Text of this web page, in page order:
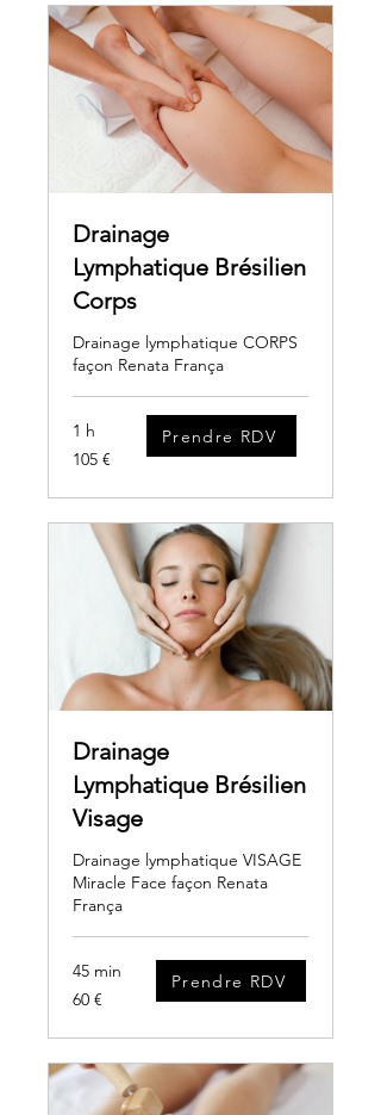
Drainage
Lymphatique Brésilien
Corps
Drainage lymphatique CORPS
façon Renata França
1 h
105
euros
105 €
Drainage
Lymphatique Brésilien
Visage
Drainage lymphatique VISAGE
Miracle Face façon Renata
França
45 min
60
euros
60 €
Prendre RDV
Prendre RDV